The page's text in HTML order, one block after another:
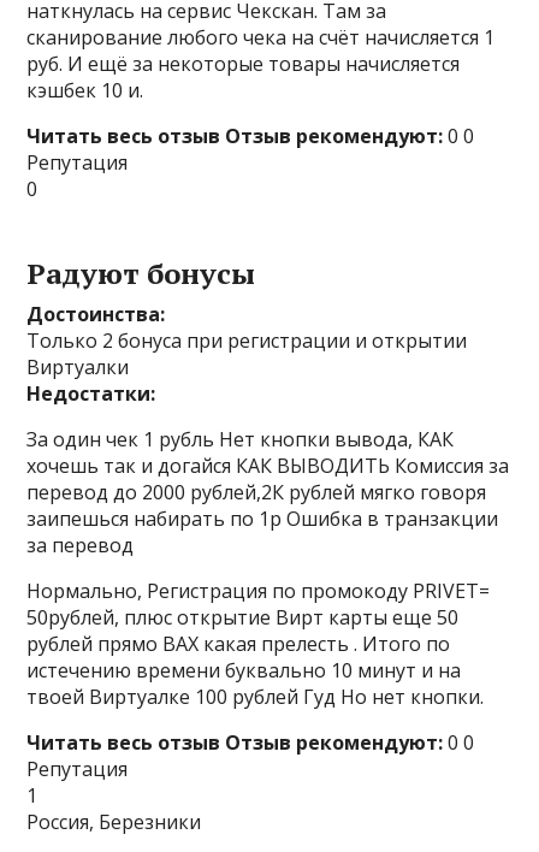
наткнулась на сервис Чекскан. Там за
сканирование любого чека на счёт начисляется 1
руб. И ещё за некоторые товары начисляется
кэшбек 10 и.
Читать весь отзыв Отзыв рекомендуют:0 0
Репутация
0
Радуют бонусы
Достоинства:
Только 2 бонуса при регистрации и открытии
Виртуалки
Недостатки:
За один чек 1 рубль Нет кнопки вывода, КАК
хочешь так и догайся КАК ВЫВОДИТЬ Комиссия за
перевод до 2000 рублей,2К рублей мягко говоря
заипешься набирать по 1р Ошибка в транзакции
за перевод
Нормально, Регистрация по промокоду PRIVET=
50рублей, плюс открытие Вирт карты еще 50
рублей прямо ВАХ какая прелесть . Итого по
истечению времени буквально 10 минут и на
твоей Виртуалке 100 рублей Гуд Но нет кнопки.
Читать весь отзыв Отзыв рекомендуют:0 0
Репутация
1
Россия, Березники